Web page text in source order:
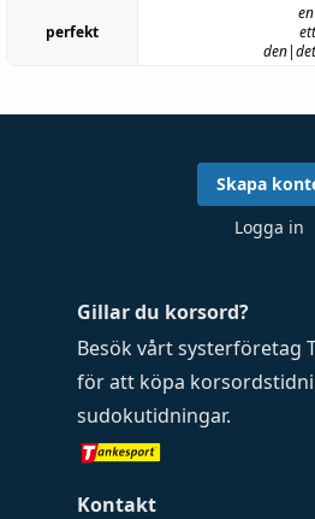
perfekt
en
ett
Gillar du korsord?
Besök vårt systerföretag
för att köpa
sudokutidningar.
Kontakt
Skapa
Logga in